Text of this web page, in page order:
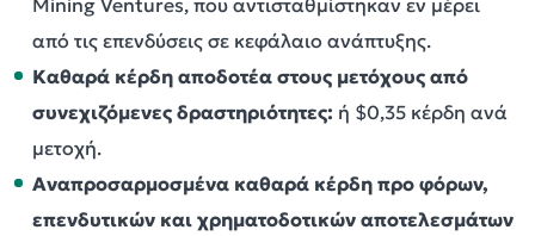
Mining Ventures, που αντισταθμίστηκαν εν μέρει
από τις επενδύσεις σε κεφάλαιο ανάπτυξης.
Καθαρά κέρδη αποδοτέα στους μετόχους από
συνεχιζόμενες δραστηριότητες: ή $0,35 κέρδη ανά
μετοχή.
Αναπροσαρμοσμένα καθαρά κέρδη προ φόρων,
επενδυτικών και χρηματοδοτικών αποτελεσμάτων